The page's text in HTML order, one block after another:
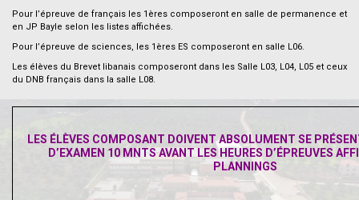
Pour l’épreuve de français les 1ères composeront en salle de permanence et
en JP Bayle selon les listes affichées.
Pour l’épreuve de sciences, les 1ères ES composeront en salle L06.
Les élèves du Brevet libanais composeront dans les Salle L03, L04, L05 et ceux
du DNB français dans la salle L08.
LES ÉLÈVES COMPOSANT DOIVENT ABSOLUMENT SE
D’EXAMEN 10 MNTS AVANT LES HEURES D’ÉPREUVES
PLANNINGS